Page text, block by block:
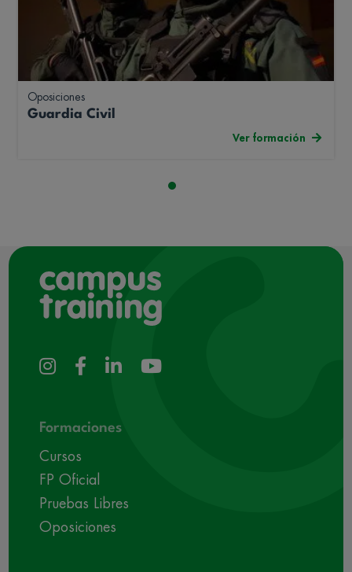
Oposiciones
Guardia Civil
Ver formación
Formaciones
Cursos
FP Oficial
Pruebas Libres
Oposiciones